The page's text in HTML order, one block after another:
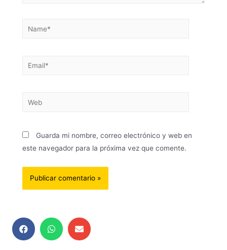
Guarda mi nombre, correo electrónico y web en
este navegador para la próxima vez que comente.